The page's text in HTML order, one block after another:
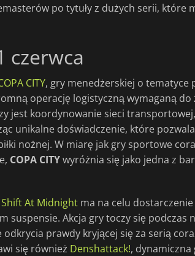
po tytuły z dużych serii, które
czerwca
CITY, gry menedżerskiej o tematyce
operację logistyczną wymaganą
jest koordynowanie sieci
unikalne doświadczenie, które
nożnej. W miarę jak gry sportowe
COPA CITYwyróżnia się jako jedna z
Shift At Midnight ma na celu dostarczenie
Akcja gry toczy się podczas
prawdy kryjącej się za serią
się również Denshattack!, dynamiczna